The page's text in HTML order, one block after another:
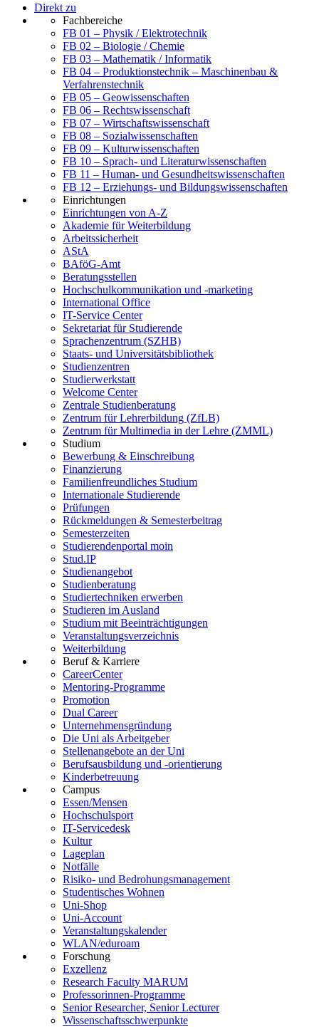
Direkt zu
Fachbereiche
FB 01 – Physik / Elektrotechnik
FB 02 – Biologie / Chemie
FB 03 – Mathematik / Informatik
FB 04 – Produktionstechnik – Maschinenbau &
Verfahrenstechnik
FB 05 – Geowissenschaften
FB 06 – Rechtswissenschaft
FB 07 – Wirtschaftswissenschaft
FB 08 – Sozialwissenschaften
FB 09 – Kulturwissenschaften
FB 10 – Sprach- und Literaturwissenschaften
FB 11 – Human- und Gesundheitswissenschaften
FB 12 – Erziehungs- und Bildungswissenschaften
Einrichtungen
Einrichtungen von A-Z
Akademie für Weiterbildung
Arbeitssicherheit
AStA
BAföG-Amt
Beratungsstellen
Hochschulkommunikation und -marketing
International Office
IT-Service Center
Sekretariat für Studierende
Sprachenzentrum (SZHB)
Staats- und Universitätsbibliothek
Studienzentren
Studierwerkstatt
Welcome Center
Zentrale Studienberatung
Zentrum für Lehrerbildung (ZfLB)
Zentrum für Multimedia in der Lehre (ZMML)
Studium
Bewerbung & Einschreibung
Finanzierung
Familienfreundliches Studium
Internationale Studierende
Prüfungen
Rückmeldungen & Semesterbeitrag
Semesterzeiten
Studierendenportal moin
Stud.IP
Studienangebot
Studienberatung
Studiertechniken erwerben
Studieren im Ausland
Studium mit Beeinträchtigungen
Veranstaltungsverzeichnis
Weiterbildung
Beruf & Karriere
CareerCenter
Mentoring-Programme
Promotion
Dual Career
Unternehmensgründung
Die Uni als Arbeitgeber
Stellenangebote an der Uni
Berufsausbildung und -orientierung
Kinderbetreuung
Campus
Essen/Mensen
Hochschulsport
IT-Servicedesk
Kultur
Lageplan
Notfälle
Risiko- und Bedrohungsmanagement
Studentisches Wohnen
Uni-Shop
Uni-Account
Veranstaltungskalender
WLAN/eduroam
Forschung
Exzellenz
Research Faculty MARUM
Professorinnen-Programme
Senior Researcher, Senior Lecturer
Wissenschaftsschwerpunkte